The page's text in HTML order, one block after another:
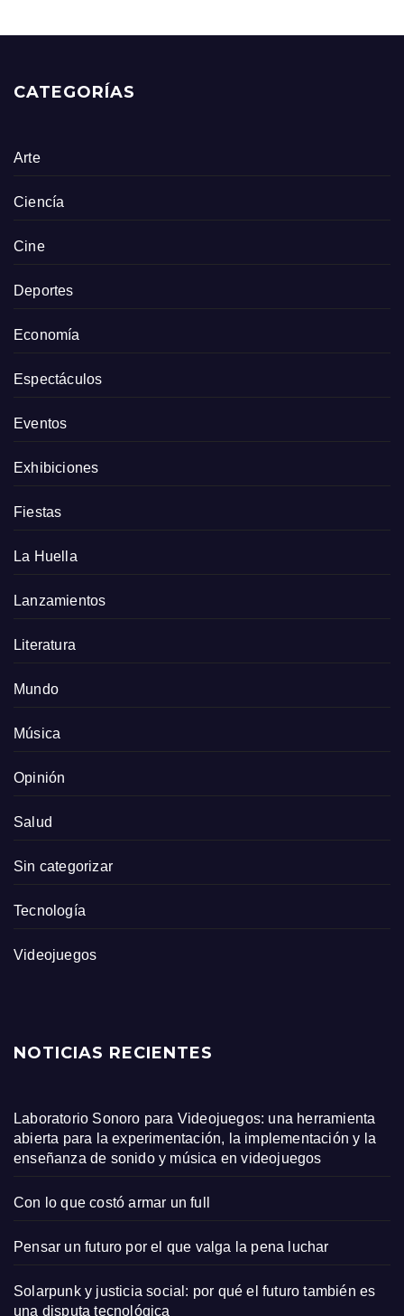
CATEGORÍAS
Arte
Ciencía
Cine
Deportes
Economía
Espectáculos
Eventos
Exhibiciones
Fiestas
La Huella
Lanzamientos
Literatura
Mundo
Música
Opinión
Salud
Sin categorizar
Tecnología
Videojuegos
NOTICIAS RECIENTES
Laboratorio Sonoro para Videojuegos: una herramienta
abierta para la experimentación, la implementación y la
enseñanza de sonido y música en videojuegos
Con lo que costó armar un full
Pensar un futuro por el que valga la pena luchar
Solarpunk y justicia social: por qué el futuro también es
una disputa tecnológica